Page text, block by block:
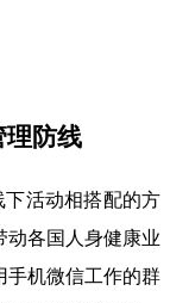
理防线
活动相搭配的方
动各国人身健康业
手机微信工作的群